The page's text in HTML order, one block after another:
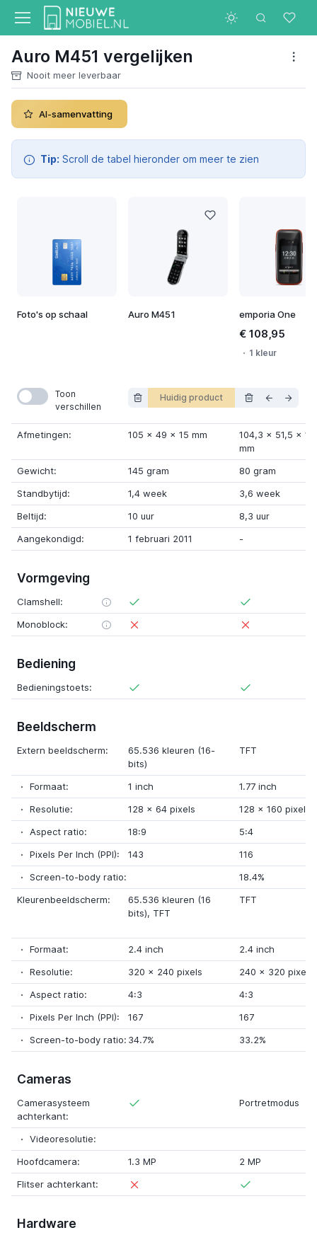
Auro M451 vergelijken
Nooit meer leverbaar
AI-samenvatting
Tip: Scroll de tabel hieronder om meer te zien
Foto's op schaal Auro M451 emporia One
€ 108,95
1 kleur
Toon
verschillen
Huidig product
Afmetingen: 105 x 49 x 15 mm 104,3 x 51,5 x
mm
Gewicht:
145 gram
80 gram
Standbytijd:
1,4 week
3,6 week
Beltijd:
10 uur
8,3 uur
Aangekondigd:
1 februari 2011 -
Vormgeving
Clamshell:
Monoblock:
Bediening
Bedieningstoets:
Beeldscherm
Extern beeldscherm:
65.536 kleuren (16-
bits)
TFT
Formaat: 1 inch
1.77 inch
Resolutie:
128 x 64 pixels 128 x 160 pixels
Aspect ratio:
18:9
5:4
Pixels Per Inch (PPI):
143
116
Screen-to-body ratio:
18.4%
Kleurenbeeldscherm:
65.536 kleuren (16
bits), TFT
TFT
Formaat: 2.4 inch
2.4 inch
Resolutie:
320 x 240 pixels 240 x 320 pixels
Aspect ratio:
4:3
4:3
Pixels Per Inch (PPI):
167
167
Screen-to-body ratio: 34.7% 33.2%
Cameras
Camerasysteem
achterkant:
Portretmodus
Videoresolutie:
Hoofdcamera:
1.3 MP
2 MP
Flitser achterkant:
Hardware